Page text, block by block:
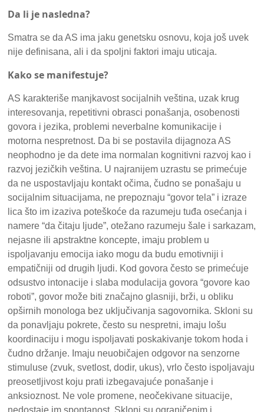
Da li je nasledna?
Smatra se da AS ima jaku genetsku osnovu, koja još uvek
nije definisana, ali i da spoljni faktori imaju uticaja.
Kako se manifestuje?
AS karakteriše manjkavost socijalnih veština, uzak krug
interesovanja, repetitivni obrasci ponašanja, osobenosti
govora i jezika, problemi neverbalne komunikacije i
motorna nespretnost. Da bi se postavila dijagnoza AS
neophodno je da dete ima normalan kognitivni razvoj kao i
razvoj jezičkih veština. U najranijem uzrastu se primećuje
da ne uspostavljaju kontakt očima, čudno se ponašaju u
socijalnim situacijama, ne prepoznaju “govor tela” i izraze
lica što im izaziva poteškoće da razumeju tuđa osećanja i
namere “da čitaju ljude”, otežano razumeju šale i sarkazam,
nejasne ili apstraktne koncepte, imaju problem u
ispoljavanju emocija iako mogu da budu emotivniji i
empatičniji od drugih ljudi. Kod govora često se primećuje
odsustvo intonacije i slaba modulacija govora “govore kao
roboti”, govor može biti značajno glasniji, brži, u obliku
opširnih monologa bez uključivanja sagovornika. Skloni su
da ponavljaju pokrete, često su nespretni, imaju lošu
koordinaciju i mogu ispoljavati poskakivanje tokom hoda i
čudno držanje. Imaju neuobičajen odgovor na senzorne
stimuluse (zvuk, svetlost, dodir, ukus), vrlo često ispoljavaju
preosetljivost koju prati izbegavajuće ponašanje i
anksioznost. Ne vole promene, neočekivane situacije,
nedostaje im spontanost. Skloni su ograničenim i